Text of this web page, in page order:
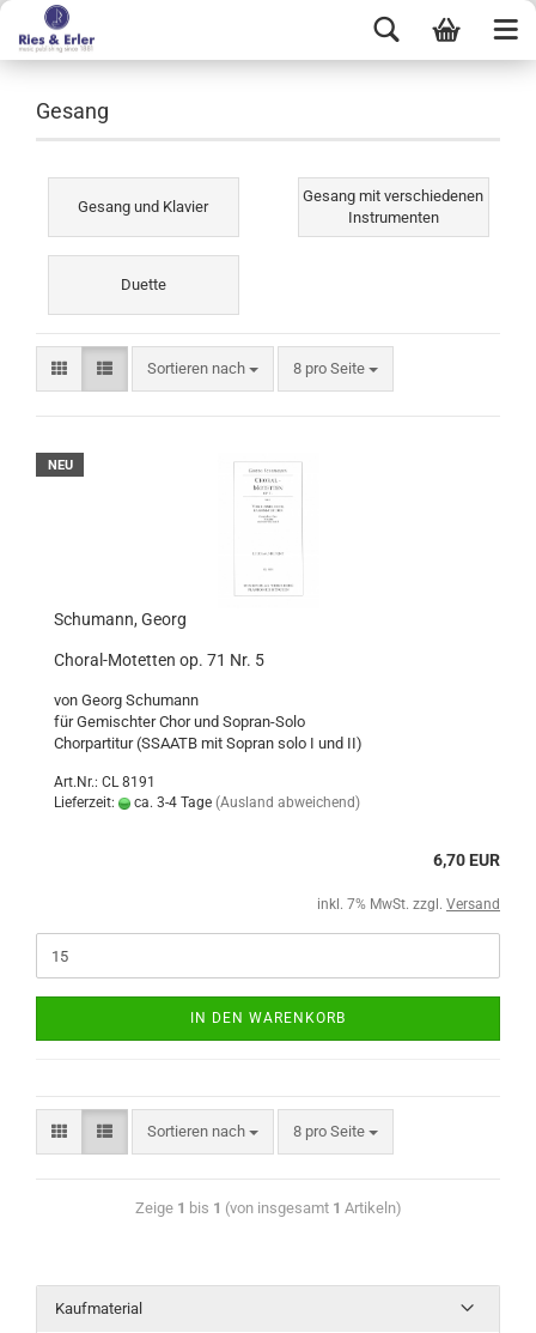
Gesang
Gesang und Klavier
Gesang mit verschiedenen
Instrumenten
Duette
Sortieren nach 8 pro Seite
NEU
Schumann, Georg
Choral-Motetten op. 71 Nr. 5
von Georg Schumann
für Gemischter Chor und Sopran-Solo
Chorpartitur (SSAATB mit Sopran solo I und II)
Art.Nr.: CL 8191
Lieferzeit:
ca. 3-4 Tage (Ausland abweichend)
6,70 EUR
inkl. 7% MwSt. zzgl. Versand
IN DEN WARENKORB
Sortieren nach 8 pro Seite
Zeige 1 bis 1 (von insgesamt 1 Artikeln)
Kaufmaterial